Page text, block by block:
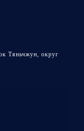
Тяньчжун, округ